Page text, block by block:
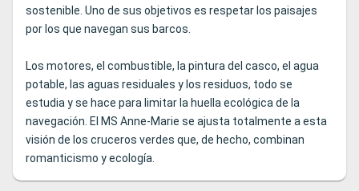
sostenible. Uno de sus objetivos es respetar los paisajes
por los que navegan sus barcos.
Los motores, el combustible, la pintura del casco, el agua
potable, las aguas residuales y los residuos, todo se
estudia y se hace para limitar la huella ecológica de la
navegación. El MS Anne-Marie se ajusta totalmente a esta
visión de los cruceros verdes que, de hecho, combinan
romanticismo y ecología.